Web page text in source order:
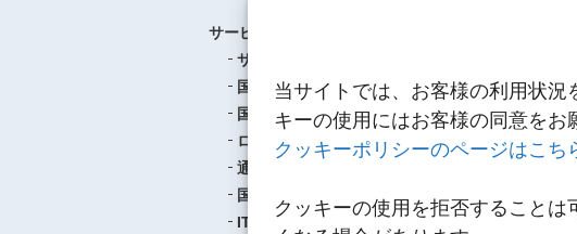
当サイトでは、お客様の利用状
キーの使用にはお客様の同意をお
クッキーポリシーのページはこち
クッキーの使用を拒否すること
サービス
サービスのご案内
国際航空貨物輸送
国際海上貨物輸送
ロジスティクス
通関
国内輸送・梱包
IT
ロジスティクスセ
事例紹介
海上輸送